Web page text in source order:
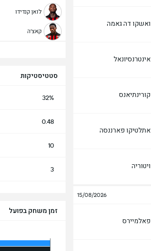
ואשקו דה גאמה
אינטרנסיונאל
קורינתיאנס
אתלטיקו פארננסה
ויטוריה
15/08/2026
פאלמיירס
לואן קנדידו
קאצ'ה
סטטיסטיקות
32%
0.48
10
3
זמן משחק בפועל